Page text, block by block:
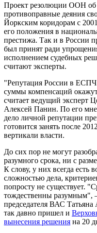
Проект резолюции ООН об
противоправные деяния
Йоркским коридорам с
его положения в
престижа. Так и в России
был принят ради
исполнением судебных
считают эксперты.
"Репутация России в ЕСПЧ
суммы компенсаций
считает ведущий эксперт
Алексей Панин. По его
дело личной репутации
готовится занять после
вертикали власти.
До сих пор не могут
разумного срока, ни с
К слову, у них всегда есть
сложностью дела,
попросту не существует.
тождественны разумным",
председателя ВАС
так давно пришел и
вынесения решения на 20